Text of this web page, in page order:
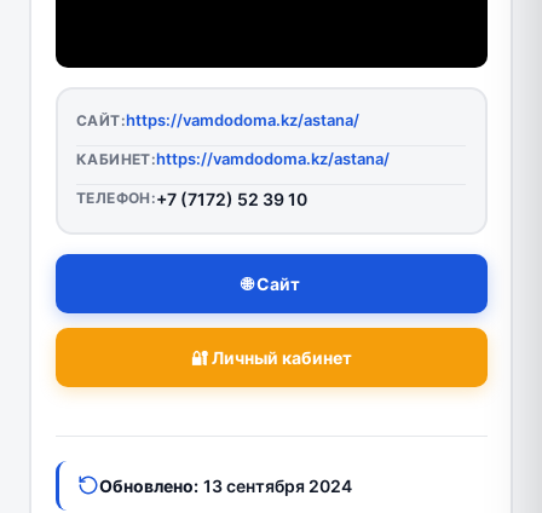
САЙТ:https://vamdodoma.kz/astana/
КАБИНЕТ:https://vamdodoma.kz/astana/
ТЕЛЕФОН:+7 (7172) 52 39 10
🌐 Сайт
🔐 Личный кабинет
Обновлено: 13 сентября 2024